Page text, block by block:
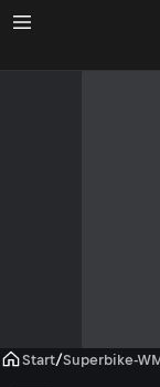
Start/Superbike-